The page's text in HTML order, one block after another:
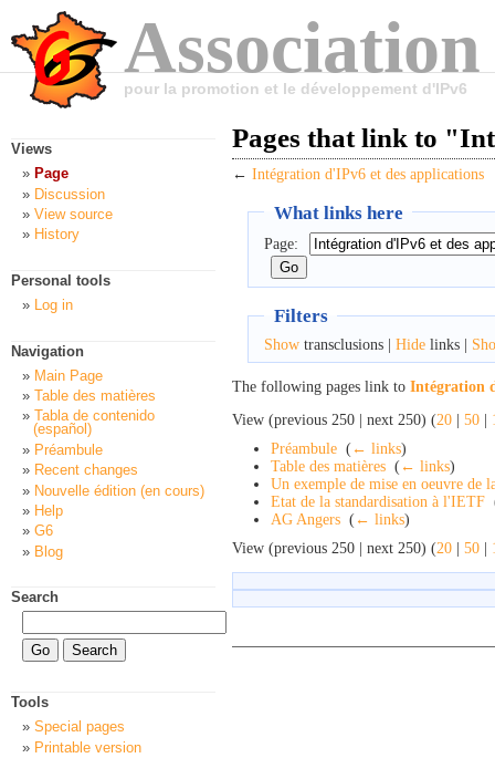
pour la promotion et le développement d'IPv6
Pages that link to
← Intégration d'IPv6 et des applications
What links here
Page:
Filters
Showtransclusions | Hidelinks |
The following pages link to Intégration
View (previous 250 | next 250) (20 | 50 |
Préambule ( ← links)
Table des matières ( ← links)
Un exemple de mise en oeuvre de
Etat de la standardisation à l'IETF
AG Angers ( ← links)
View (previous 250 | next 250) (20 | 50 |
Views
Page
Discussion
View source
History
Personal tools
Log in
Navigation
Main Page
Table des matières
Tabla de contenido
(español)
Préambule
Recent changes
Nouvelle édition (en cours)
Help
G6
Blog
Search
Tools
Special pages
Printable version